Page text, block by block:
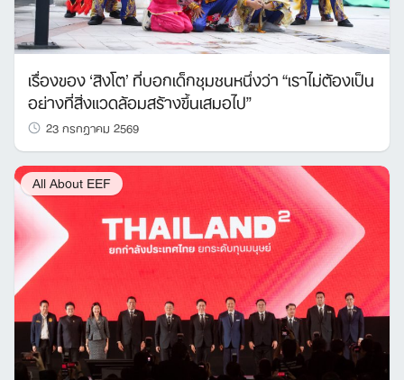
เรื่องของ ‘สิงโต’ ที่บอกเด็กชุมชนหนึ่งว่า “เราไม่ต้องเป็น
อย่างที่สิ่งแวดล้อมสร้างขึ้นเสมอไป”
23 กรกฎาคม 2569
All About EEF